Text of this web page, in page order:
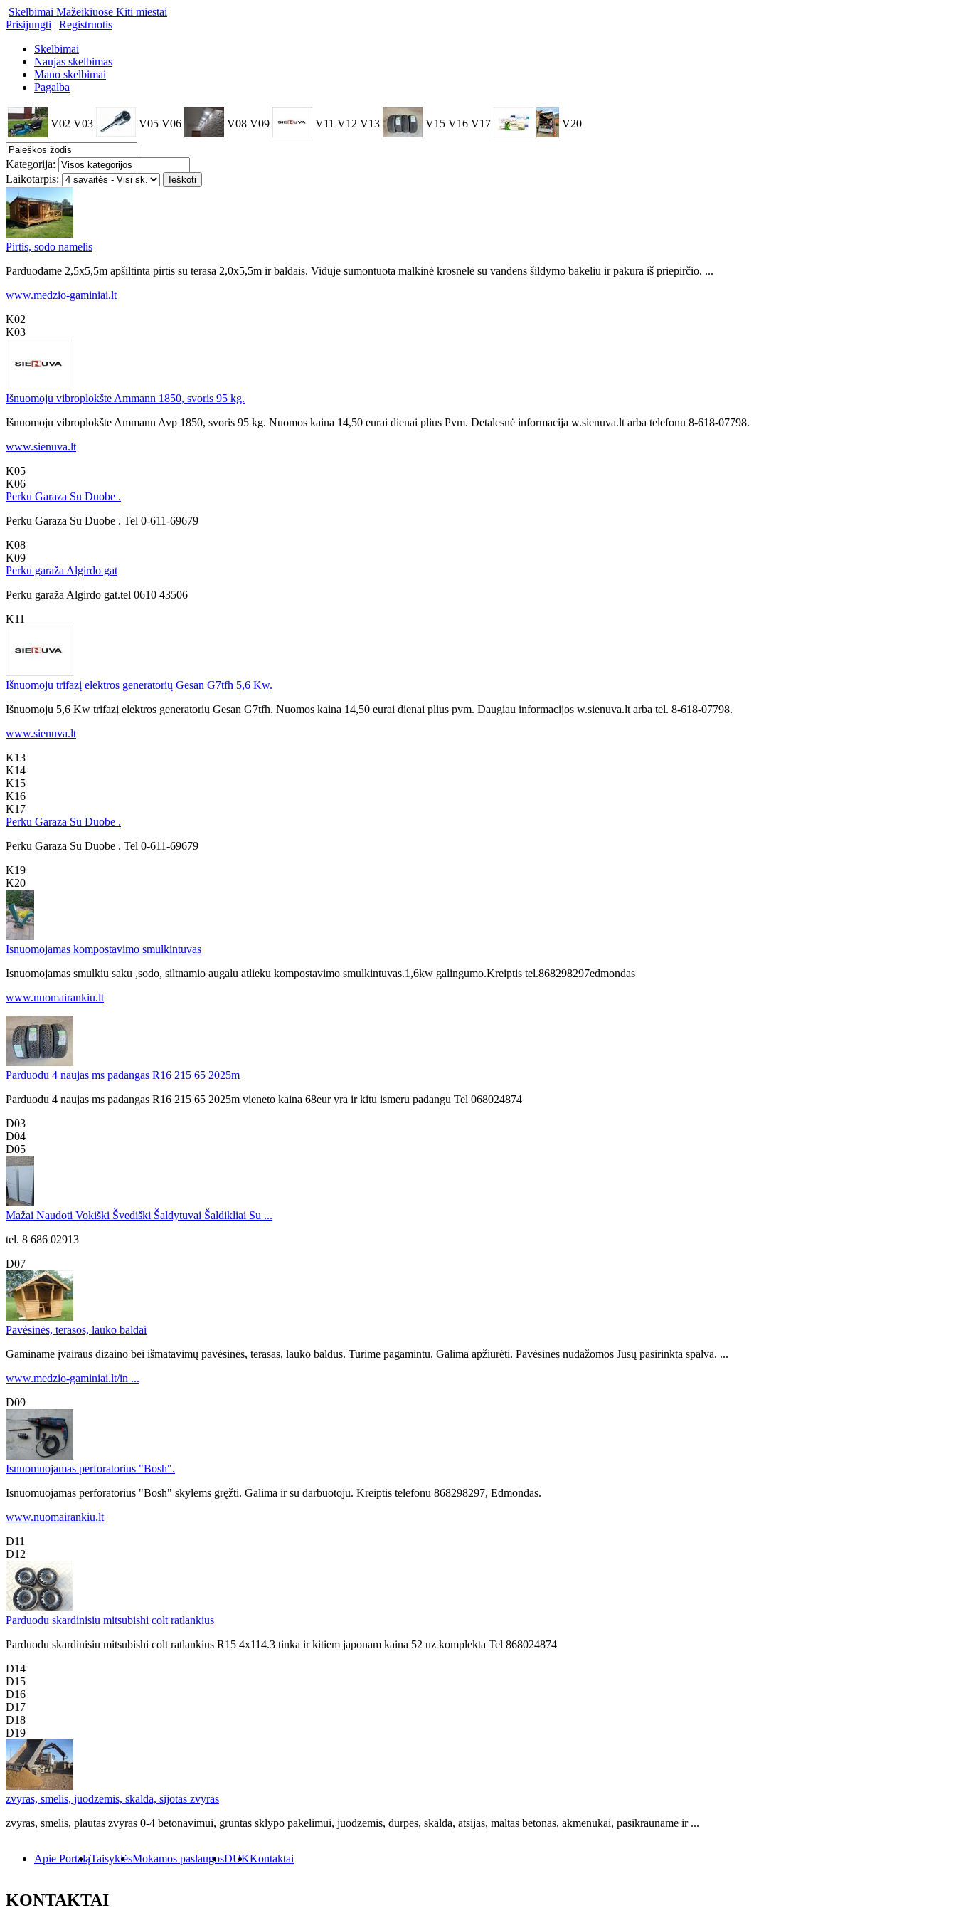
Skelbimai Mažeikiuose Kiti miestai
Prisijungti | Registruotis
Skelbimai
Naujas skelbimas
Mano skelbimai
Pagalba
V02 V03 V05 V06 V08 V09 V11 V12 V13 V15 V16 V17 V20
Kategorija:
Laikotarpis:
Pirtis, sodo namelis
Parduodame 2,5x5,5m apšiltinta pirtis su terasa 2,0x5,5m ir baldais. Viduje sumontuota malkinė krosnelė su vandens šildymo bakeliu ir pakura iš priepirčio. ...
www.medzio-gaminiai.lt
K02
K03
Išnuomoju vibroplokšte Ammann 1850, svoris 95 kg.
Išnuomoju vibroplokšte Ammann Avp 1850, svoris 95 kg. Nuomos kaina 14,50 eurai dienai plius Pvm. Detalesnė informacija w.sienuva.lt arba telefonu 8-618-07798.
www.sienuva.lt
K05
K06
Perku Garaza Su Duobe .
Perku Garaza Su Duobe . Tel 0-611-69679
K08
K09
Perku garaža Algirdo gat
Perku garaža Algirdo gat.tel 0610 43506
K11
Išnuomoju trifazį elektros generatorių Gesan G7tfh 5,6 Kw.
Išnuomoju 5,6 Kw trifazį elektros generatorių Gesan G7tfh. Nuomos kaina 14,50 eurai dienai plius pvm. Daugiau informacijos w.sienuva.lt arba tel. 8-618-07798.
www.sienuva.lt
K13
K14
K15
K16
K17
Perku Garaza Su Duobe .
Perku Garaza Su Duobe . Tel 0-611-69679
K19
K20
Isnuomojamas kompostavimo smulkintuvas
Isnuomojamas smulkiu saku ,sodo, siltnamio augalu atlieku kompostavimo smulkintuvas.1,6kw galingumo.Kreiptis tel.868298297edmondas
www.nuomairankiu.lt
Parduodu 4 naujas ms padangas R16 215 65 2025m
Parduodu 4 naujas ms padangas R16 215 65 2025m vieneto kaina 68eur yra ir kitu ismeru padangu Tel 068024874
D03
D04
D05
Mažai Naudoti Vokiški Švediški Šaldytuvai Šaldikliai Su ...
tel. 8 686 02913
D07
Pavėsinės, terasos, lauko baldai
Gaminame įvairaus dizaino bei išmatavimų pavėsines, terasas, lauko baldus. Turime pagamintu. Galima apžiūrėti. Pavėsinės nudažomos Jūsų pasirinkta spalva. ...
www.medzio-gaminiai.lt/in ...
D09
Isnuomuojamas perforatorius "Bosh".
Isnuomuojamas perforatorius "Bosh" skylems gręžti. Galima ir su darbuotoju. Kreiptis telefonu 868298297, Edmondas.
www.nuomairankiu.lt
D11
D12
Parduodu skardinisiu mitsubishi colt ratlankius
Parduodu skardinisiu mitsubishi colt ratlankius R15 4x114.3 tinka ir kitiem japonam kaina 52 uz komplekta Tel 868024874
D14
D15
D16
D17
D18
D19
zvyras, smelis, juodzemis, skalda, sijotas zvyras
zvyras, smelis, plautas zvyras 0-4 betonavimui, gruntas sklypo pakelimui, juodzemis, durpes, skalda, atsijas, maltas betonas, akmenukai, pasikrauname ir ...
Apie PortaląTaisyklėsMokamos paslaugosDUKKontaktai
KONTAKTAI